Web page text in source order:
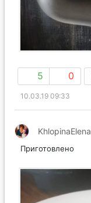
5 0
10.03.19 09:33
KhlopinaElena
Приготовлено